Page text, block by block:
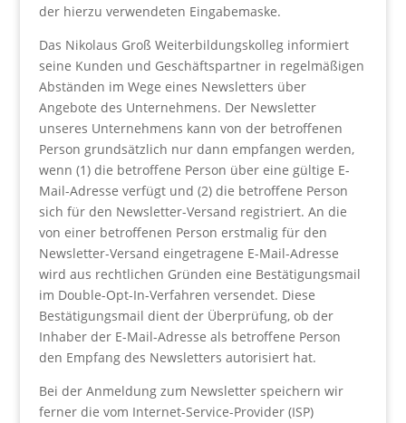
der hierzu verwendeten Eingabemaske.
Das Nikolaus Groß Weiterbildungskolleg informiert
seine Kunden und Geschäftspartner in regelmäßigen
Abständen im Wege eines Newsletters über
Angebote des Unternehmens. Der Newsletter
unseres Unternehmens kann von der betroffenen
Person grundsätzlich nur dann empfangen werden,
wenn (1) die betroffene Person über eine gültige E-
Mail-Adresse verfügt und (2) die betroffene Person
sich für den Newsletter-Versand registriert. An die
von einer betroffenen Person erstmalig für den
Newsletter-Versand eingetragene E-Mail-Adresse
wird aus rechtlichen Gründen eine Bestätigungsmail
im Double-Opt-In-Verfahren versendet. Diese
Bestätigungsmail dient der Überprüfung, ob der
Inhaber der E-Mail-Adresse als betroffene Person
den Empfang des Newsletters autorisiert hat.
Bei der Anmeldung zum Newsletter speichern wir
ferner die vom Internet-Service-Provider (ISP)